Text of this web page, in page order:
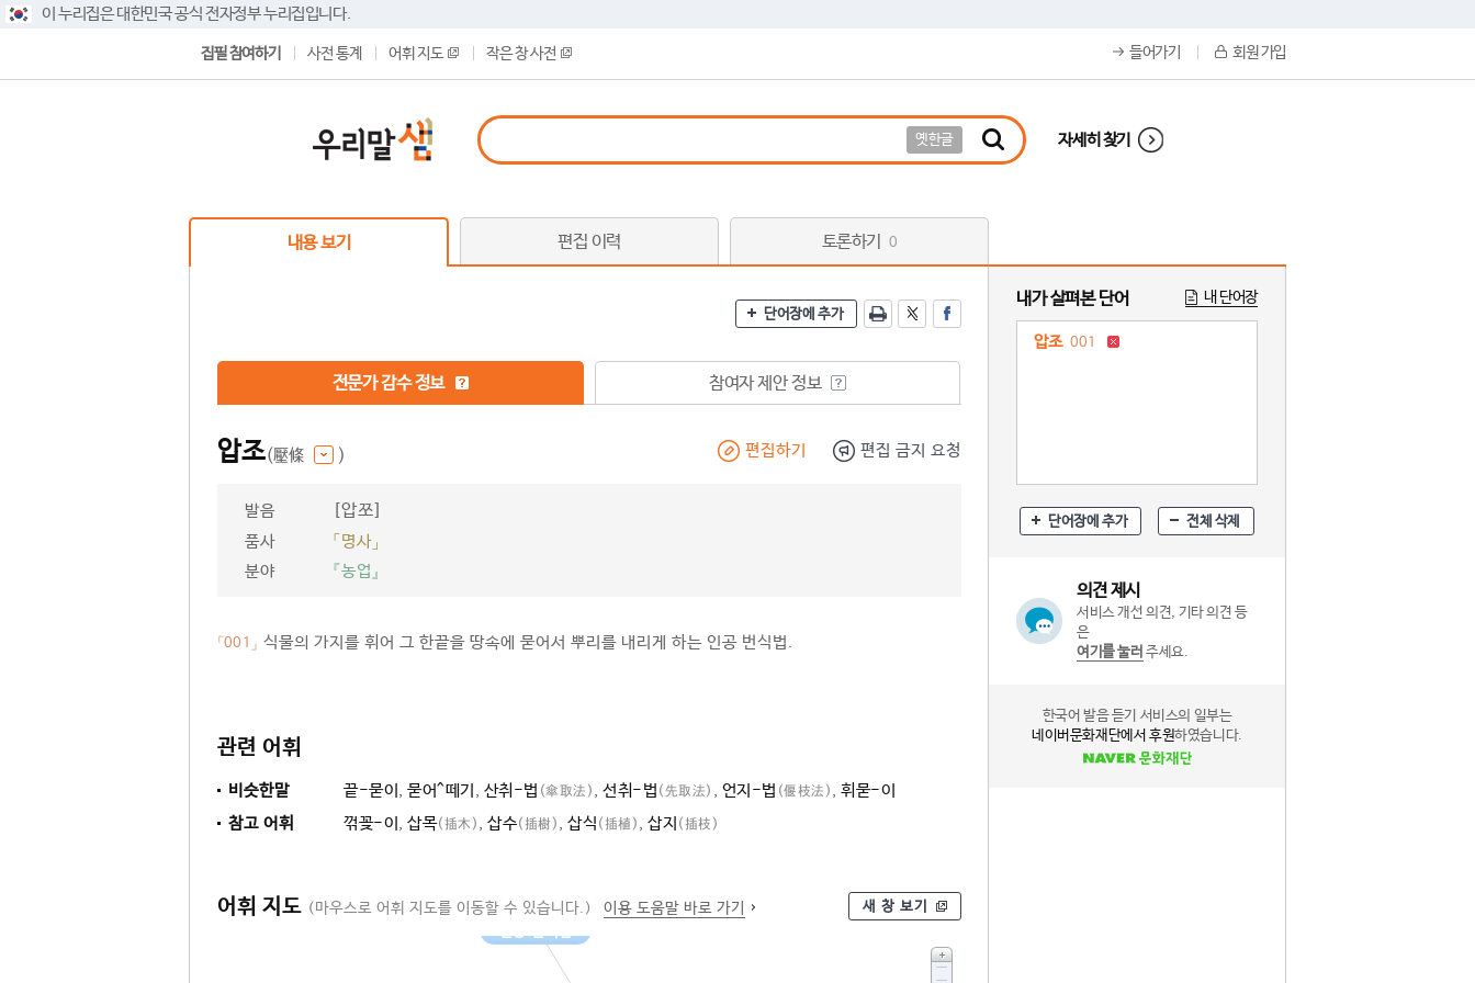
이 누리집은 대한민국 공식 전자정부 누리집입니다.
집필 참여하기 사전 통계 어휘 지도 작은 창 사전 들어가기 회원 가입
옛한글 자세히 찾기
내용 보기 편집 이력 토론하기 0
단어장에 추가
전문가 감수 정보 참여자 제안 정보
압조(壓條 ) 편집하기 편집 금지 요청
발음 [압쪼]
품사
「명사」
분야
『농업』
「001」 식물의 가지를 휘어 그 한끝을 땅속에 묻어서 뿌리를 내리게 하는 인공 번식법.
관련 어휘
비슷한말 끝-묻이 , 묻어^떼기 , 산취-법 (傘取法) , 선취-법 (先取法) , 언지-법 (偃枝法) , 휘묻-이
참고 어휘
꺾꽂-이 , 삽목(揷木) , 삽수(揷樹) , 삽식 (揷植) , 삽지 (揷枝)
어휘 지도 (마우스로 어휘 지도를 이동할 수 있습니다.) 이용 도움말 바로 가기 새 창 보기
내가 살펴본 단어 내 단어장
압조 001
단어장에 추가 전체 삭제
의견 제시
서비스 개선 의견, 기타 의견 등
은
여기를 눌러 주세요.
한국어 발음 듣기 서비스의 일부는
네이버문화재단에서 후원하였습니다.